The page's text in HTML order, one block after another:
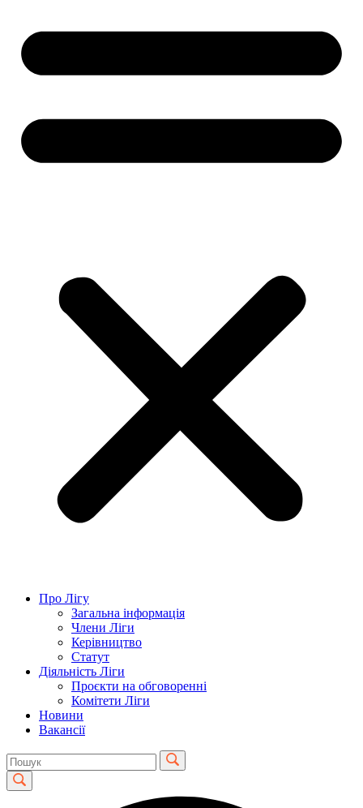
Про Лігу
Загальна інформація
Члени Ліги
Керівництво
Статут
Діяльність Ліги
Проєкти на обговоренні
Комітети Ліги
Новини
Вакансії